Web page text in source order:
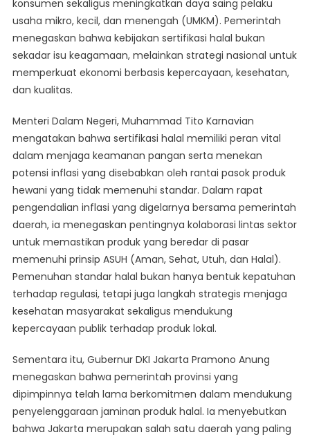
konsumen sekaligus meningkatkan daya saing pelaku
usaha mikro, kecil, dan menengah (UMKM). Pemerintah
menegaskan bahwa kebijakan sertifikasi halal bukan
sekadar isu keagamaan, melainkan strategi nasional untuk
memperkuat ekonomi berbasis kepercayaan, kesehatan,
dan kualitas.
Menteri Dalam Negeri, Muhammad Tito Karnavian
mengatakan bahwa sertifikasi halal memiliki peran vital
dalam menjaga keamanan pangan serta menekan
potensi inflasi yang disebabkan oleh rantai pasok produk
hewani yang tidak memenuhi standar. Dalam rapat
pengendalian inflasi yang digelarnya bersama pemerintah
daerah, ia menegaskan pentingnya kolaborasi lintas sektor
untuk memastikan produk yang beredar di pasar
memenuhi prinsip ASUH (Aman, Sehat, Utuh, dan Halal).
Pemenuhan standar halal bukan hanya bentuk kepatuhan
terhadap regulasi, tetapi juga langkah strategis menjaga
kesehatan masyarakat sekaligus mendukung
kepercayaan publik terhadap produk lokal.
Sementara itu, Gubernur DKI Jakarta Pramono Anung
menegaskan bahwa pemerintah provinsi yang
dipimpinnya telah lama berkomitmen dalam mendukung
penyelenggaraan jaminan produk halal. Ia menyebutkan
bahwa Jakarta merupakan salah satu daerah yang paling